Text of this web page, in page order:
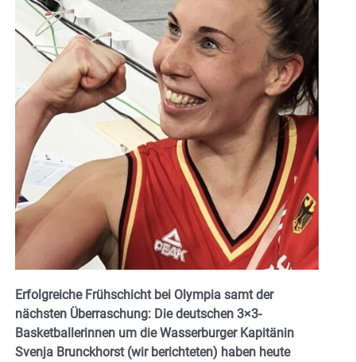
Erfolgreiche Frühschicht bei Olympia samt der
nächsten Überraschung: Die deutschen 3×3-
Basketballerinnen um die Wasserburger Kapitänin
Svenja Brunckhorst (wir berichteten) haben heute